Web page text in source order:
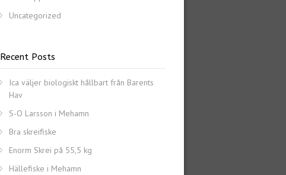
Uncategorized
Recent Posts
Ica väljer biologiskt hållbart från Barents
Hav
S-O Larsson i Mehamn
Bra skreifiske
Enorm Skrei på 55,5 kg
Hällefiske i Mehamn